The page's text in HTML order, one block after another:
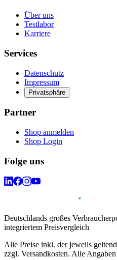
Über uns
Testlabor
Karriere
Services
Datenschutz
Impressum
Privatsphäre
Partner
Shop anmelden
Shop Login
Folge uns
Deutschlands großes
integriertem Preisvergleich
Alle Preise inkl. der jeweils
zzgl. Versandkosten. Alle